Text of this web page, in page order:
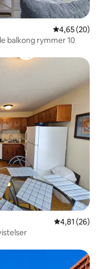
4,65 av 5 i
4,65 (20)
balkong rymmer 10
4,81 av 5 i
4,81 (26)